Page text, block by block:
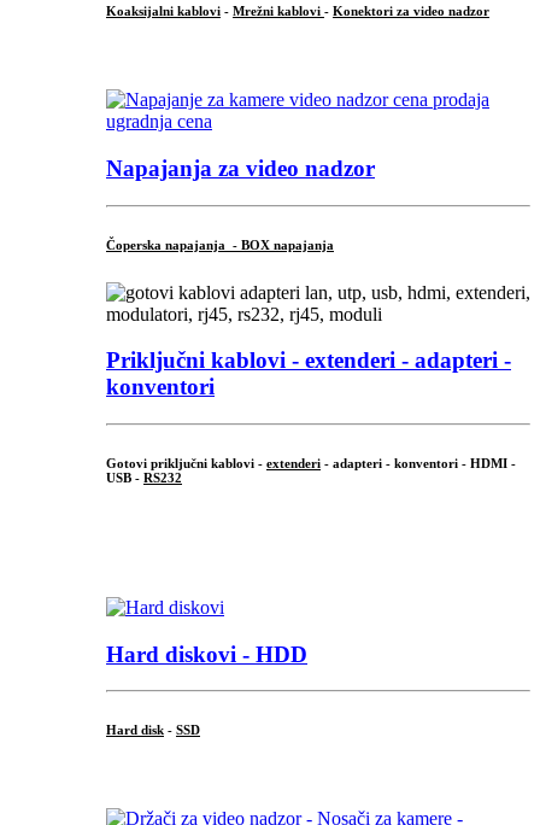
Koaksijalni kablovi - Mrežni kablovi - Konektori za video nadzor
Napajanja za video nadzor
Čoperska napajanja - BOX napajanja
Priključni kablovi - extenderi - adapteri -
konventori
Gotovi priključni kablovi - extenderi - adapteri - konventori - HDMI -
USB - RS232
Hard diskovi - HDD
Hard disk - SSD